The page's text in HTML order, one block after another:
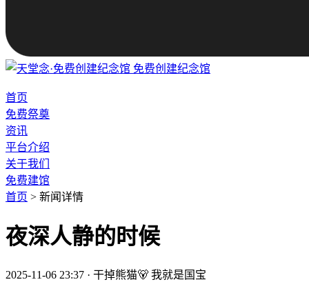
免费创建纪念馆
首页
免费祭奠
资讯
平台介绍
关于我们
免费建馆
首页 > 新闻详情
夜深人静的时候
2025-11-06 23:37 · 干掉熊猫🐻 我就是国宝